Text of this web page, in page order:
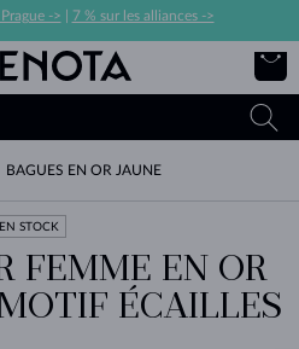
-> 7 % sur les alliances ->
BAGUES EN OR JAUNE
EN STOCK
FEMME EN OR
ÉCAILLES